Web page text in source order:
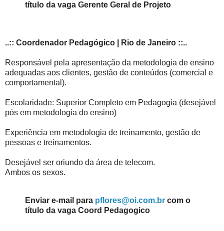
título da vaga Gerente Geral de Projeto
..:: Coordenador Pedagógico | Rio de Janeiro ::..
Responsável pela apresentação da metodologia de ensino
adequadas aos clientes, gestão de conteúdos (comercial e
comportamental).
Escolaridade: Superior Completo em Pedagogia (desejável
pós em metodologia do ensino)
Experiência em metodologia de treinamento, gestão de
pessoas e treinamentos.
Desejável ser oriundo da área de telecom.
Ambos os sexos.
Enviar e-mail para pflores@oi.com.br com o
título da vaga Coord Pedagogico